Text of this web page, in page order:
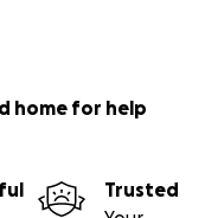
home for help
Trusted